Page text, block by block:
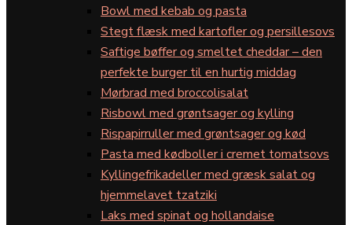
Bowl med kebab og pasta
Stegt flæsk med kartofler og persillesovs
Saftige bøffer og smeltet cheddar – den
perfekte burger til en hurtig middag
Mørbrad med broccolisalat
Risbowl med grøntsager og kylling
Rispapirruller med grøntsager og kød
Pasta med kødboller i cremet tomatsovs
Kyllingefrikadeller med græsk salat og
hjemmelavet tzatziki
Laks med spinat og hollandaise